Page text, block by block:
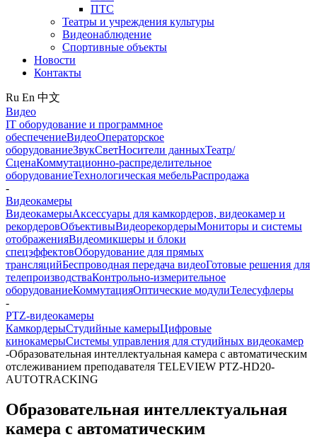
ПТС
Театры и учреждения культуры
Видеонаблюдение
Спортивные объекты
Новости
Контакты
Ru En 中文
Видео
IT оборудование и программное
обеспечениеВидеоОператорское
оборудованиеЗвукСветНосители данныхТеатр/
СценаКоммутационно-распределительное
оборудованиеТехнологическая мебельРаспродажа
-
Видеокамеры
ВидеокамерыАксессуары для камкордеров, видеокамер и
рекордеровОбъективыВидеорекордерыМониторы и системы
отображенияВидеомикшеры и блоки
спецэффектовОборудование для прямых
трансляцийБеспроводная передача видеоГотовые решения для
телепроизводстваКонтрольно-измерительное
оборудованиеКоммутацияОптические модулиТелесуфлеры
-
PTZ-видеокамеры
КамкордерыСтудийные камерыЦифровые
кинокамерыСистемы управления для студийных видеокамер
-Образовательная интеллектуальная камера с автоматическим
отслеживанием преподавателя TELEVIEW PTZ-HD20-
AUTOTRACKING
Образовательная интеллектуальная
камера с автоматическим